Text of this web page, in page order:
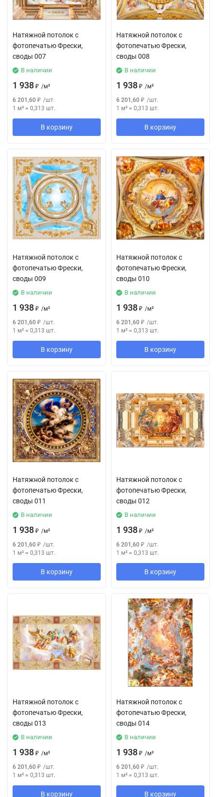
Натяжной потолок с
фотопечатью Фрески,
своды 007
В наличии
1 938 ₽ /м²
6 201,60 ₽ /шт.
1 м² = 0,313 шт.
В корзину
Натяжной потолок с
фотопечатью Фрески,
своды 008
В наличии
1 938 ₽ /м²
6 201,60 ₽ /шт.
1 м² = 0,313 шт.
В корзину
Натяжной потолок с
фотопечатью Фрески,
своды 009
В наличии
1 938 ₽ /м²
6 201,60 ₽ /шт.
1 м² = 0,313 шт.
В корзину
Натяжной потолок с
фотопечатью Фрески,
своды 010
В наличии
1 938 ₽ /м²
6 201,60 ₽ /шт.
1 м² = 0,313 шт.
В корзину
Натяжной потолок с
фотопечатью Фрески,
своды 011
В наличии
1 938 ₽ /м²
6 201,60 ₽ /шт.
1 м² = 0,313 шт.
В корзину
Натяжной потолок с
фотопечатью Фрески,
своды 012
В наличии
1 938 ₽ /м²
6 201,60 ₽ /шт.
1 м² = 0,313 шт.
В корзину
Натяжной потолок с
фотопечатью Фрески,
своды 013
В наличии
1 938 ₽ /м²
6 201,60 ₽ /шт.
1 м² = 0,313 шт.
В корзину
Натяжной потолок с
фотопечатью Фрески,
своды 014
В наличии
1 938 ₽ /м²
6 201,60 ₽ /шт.
1 м² = 0,313 шт.
В корзину